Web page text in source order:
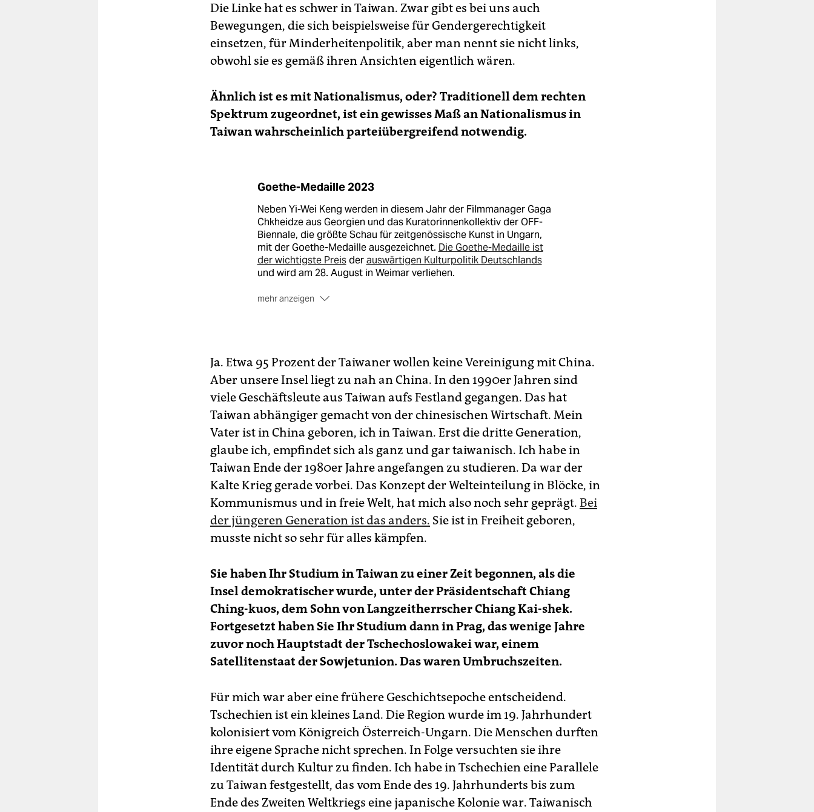
Die Linke hat es schwer in Taiwan. Zwar gibt es bei uns auch
Bewegungen, die sich beispielsweise für Gendergerechtigkeit
einsetzen, für Minderheitenpolitik, aber man nennt sie nicht links,
obwohl sie es gemäß ihren Ansichten eigentlich wären.
Ähnlich ist es mit Nationalismus, oder? Traditionell dem rechten
Spek­trum zugeordnet, ist ein gewisses Maß an Nationalismus in
Taiwan wahrscheinlich parteiübergreifend notwendig.
Goethe-Medaille 2023
Neben Yi-Wei Keng werden in diesem Jahr der Filmmanager Gaga
Chkheidze aus Georgien und das Kuratorinnenkollektiv der OFF-
Biennale, die größte Schau für zeitgenössische Kunst in Ungarn,
mit der Goethe-Medaille ausgezeichnet. Die Goethe-Medaille ist
der wichtigste Preisderauswärtigen Kulturpolitik Deutschlands
und wird am 28. August in Weimar ver­liehen.
mehr anzeigen
Ja. Etwa 95 Prozent der Taiwaner wollen keine Vereinigung mit China.
Aber unsere Insel liegt zu nah an China. In den 1990er Jahren sind
viele Geschäftsleute aus Taiwan aufs Festland gegangen. Das hat
Taiwan abhängiger gemacht von der chinesischen Wirtschaft. Mein
Vater ist in China geboren, ich in Taiwan. Erst die dritte Generation,
glaube ich, empfindet sich als ganz und gar taiwanisch. Ich habe in
Taiwan Ende der 1980er Jahre angefangen zu studieren. Da war der
Kalte Krieg gerade vorbei. Das Konzept der Welteinteilung in Blöcke, in
Kommunismus und in freie Welt, hat mich also noch sehr geprägt. Bei
der jüngeren Generation ist das anders. Sie ist in Freiheit geboren,
musste nicht so sehr für alles kämpfen.
Sie haben Ihr Studium in Taiwan zu einer Zeit begonnen, als die
Insel demokratischer wurde, unter der Präsidentschaft Chiang
Ching-kuos, dem Sohn von Langzeitherrscher Chiang Kai-shek.
Fortgesetzt haben Sie Ihr Studium dann in Prag, das wenige Jahre
zuvor noch Hauptstadt der Tschechoslowakei war, einem
Satellitenstaat der Sowjetunion. Das waren Umbruchszeiten.
Für mich war aber eine frühere Geschichtsepoche entscheidend.
Tschechien ist ein kleines Land. Die Region wurde im 19. Jahrhundert
kolonisiert vom Königreich Österreich-Ungarn. Die Menschen durften
ihre eigene Sprache nicht sprechen. In Folge versuchten sie ihre
Identität durch Kultur zu finden. Ich habe in Tschechien eine Paral­lele
zu Taiwan festgestellt, das vom Ende des 19. Jahrhunderts bis zum
Ende des Zweiten Weltkriegs eine japanische Kolonie war. Taiwanisch